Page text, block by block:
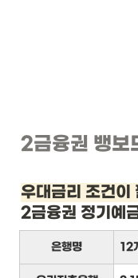
2금융권 뱅보
우대금리 조건이
2금융권 정기예
은행명 12